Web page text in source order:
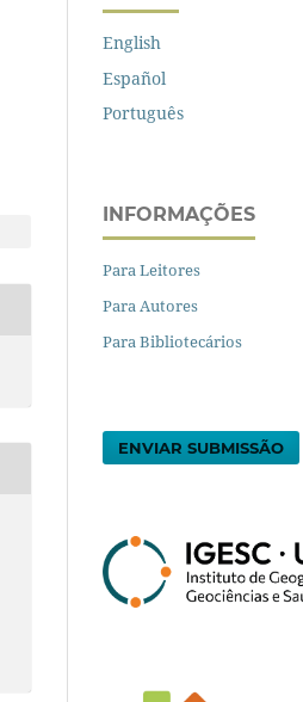
English
Español
Português
INFORMAÇÕES
Para Leitores
Para Autores
Para Bibliotecários
ENVIAR SUBMISSÃO